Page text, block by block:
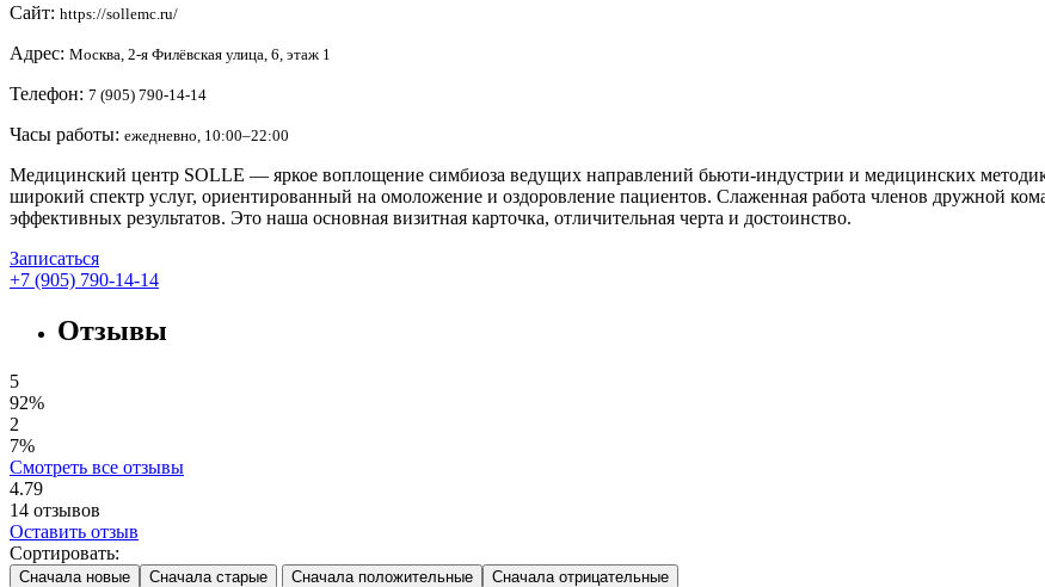
Сайт: https://sollemc.ru/
Адрес: Москва, 2-я Филёвская улица, 6, этаж 1
Телефон: 7 (905) 790-14-14
Часы работы: ежедневно, 10:00–22:00
Медицинский центр SOLLE — яркое воплощение симбиоза ведущих направлений бьюти-индустрии и медицинских
широкий спектр услуг, ориентированный на омоложение и оздоровление пациентов. Слаженная работа членов дружной
эффективных результатов. Это наша основная визитная карточка, отличительная черта и достоинство.
Записаться
+7 (905) 790-14-14
Отзывы
5
92%
2
7%
Смотреть все отзывы
4.79
14 отзывов
Оставить отзыв
Сортировать:
Сначала новые Сначала старые Сначала положительные Сначала отрицательные